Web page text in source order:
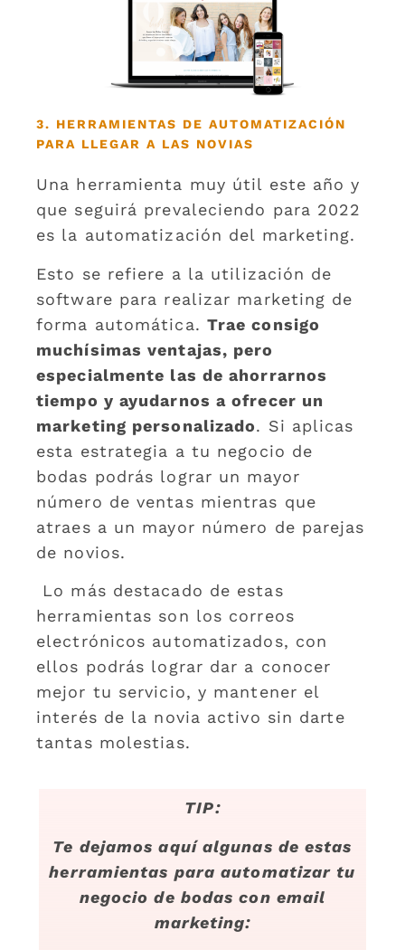
3. HERRAMIENTAS DE AUTOMATIZACIÓN
PARA LLEGAR A LAS NOVIAS
Una herramienta muy útil este año y
que seguirá prevaleciendo para 2022
es la automatización del marketing.
Esto se refiere a la utilización de
software para realizar marketing de
forma automática. Trae consigo
muchísimas ventajas, pero
especialmente las de ahorrarnos
tiempo y ayudarnos a ofrecer un
marketing personalizado. Si aplicas
esta estrategia a tu negocio de
bodas podrás lograr un mayor
número de ventas mientras que
atraes a un mayor número de parejas
de novios.
Lo más destacado de estas
herramientas son los correos
electrónicos automatizados, con
ellos podrás lograr dar a conocer
mejor tu servicio, y mantener el
interés de la novia activo sin darte
tantas molestias.
TIP:
Te dejamos aquí algunas de estas
herramientas para automatizar tu
negocio de bodas con email
marketing: